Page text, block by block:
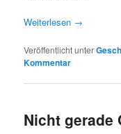
Weiterlesen →
Veröffentlicht unter
Kommentar
Nicht